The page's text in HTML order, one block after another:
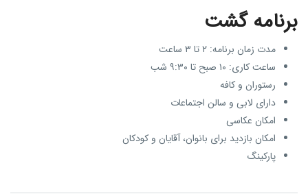
برنامه گشت
مدت زمان برنامه: ۲ تا ۳ ساعت
ساعت کاری: ۱۰ صبح تا ۹:۳۰ شب
رستوران و کافه
دارای لابی و سالن اجتماعات
امکان عکاسی
امکان بازدید برای بانوان، آقایان و کودکان
پارکینگ